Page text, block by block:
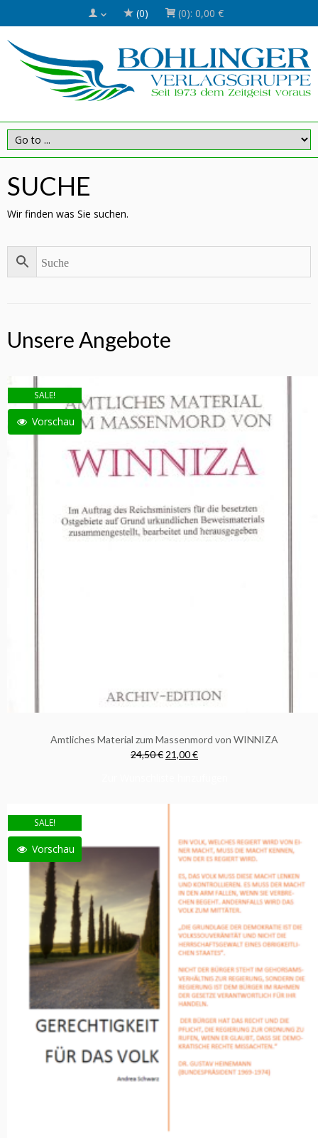
(0) (0): 0,00 €
SUCHE
Wir finden was Sie suchen.
Unsere Angebote
SALE!
Vorschau
Amtliches Material zum Massenmord von WINNIZA
24,50 € 21,00 €
SALE!
Vorschau